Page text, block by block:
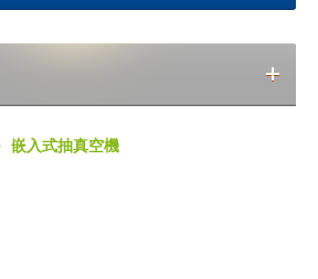
嵌入式抽真空機